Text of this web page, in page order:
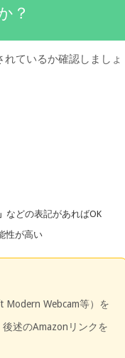
？
ているか確認しましょ
などの表記があればOK
性が高い
Modern Webcam等）を
述のAmazonリンクを